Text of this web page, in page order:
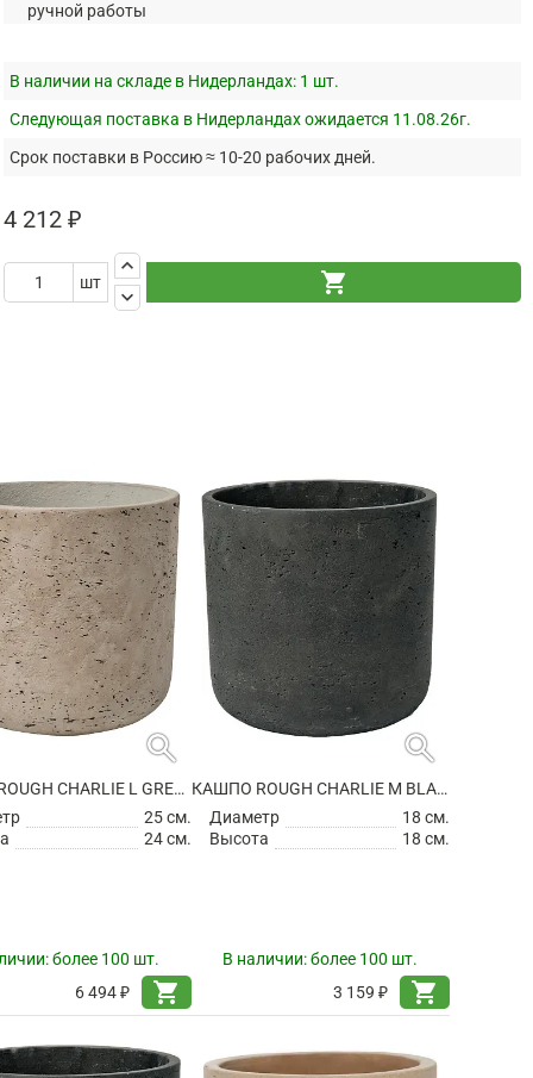
ручной работы
В наличии на складе в Нидерландах: 1 шт.
Следующая поставка в Нидерландах ожидается 11.08.26г.
Срок поставки в Россию ≈ 10-20 рабочих дней.
4 212 ₽
шт
keyboard_arrow_up
keyboard_arrow_down
shopping_cart
search
КАШПО ROUGH CHARLIE L GREY WASHED
25 см.
24 см.
более 100 шт.
6 494 ₽
shopping_cart
search
КАШПО ROUGH CHARLIE M BLACK WASHED
Диаметр
18 см.
Высота
18 см.
В наличии:более 100 шт.
3 159 ₽
shopping_cart